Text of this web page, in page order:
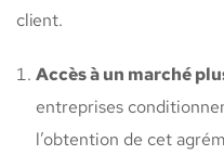
client.
Accès à un marché
entreprises
l’obtention de cet